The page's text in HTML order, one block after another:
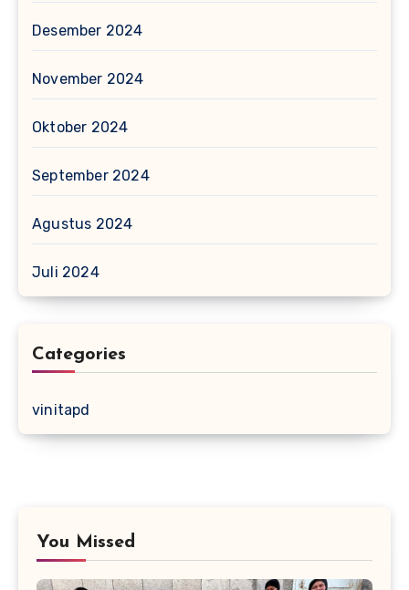
Desember 2024
November 2024
Oktober 2024
September 2024
Agustus 2024
Juli 2024
Categories
vinitapd
You Missed